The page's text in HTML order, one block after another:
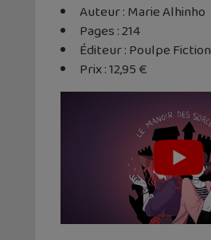
Auteur : Marie Alhinho
Pages : 214
Éditeur : Poulpe Fiction
Prix : 12,95 €